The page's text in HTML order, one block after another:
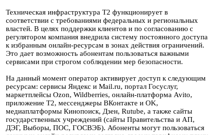
Техническая инфраструктура Т2 функционирует в
соответствии с требованиями федеральных и региональных
властей. В целях поддержки клиентов и по согласованию с
регулятором компания внедрила систему постоянного доступа
к избранным онлайн-ресурсам в зонах действия ограничений.
Это дает возможность абонентам пользоваться важными
сервисами при строгом соблюдении мер безопасности.
На данный момент оператор активирует доступ к следующим
ресурсам: сервисы Яндекс и Mail.ru, портал Госуслуг,
маркетплейсы Ozon, Wildberries, онлайн-платформа Avito,
приложение Т2, мессенджеры ВКонтакте и OK,
медиаплатформы Кинопоиск, Дзен, Rutube, а также сайты
государственных учреждений (сайты Правительства и АП,
ДЭГ, Выборы, ПОС, ГОСВЭБ). Абоненты могут пользоваться